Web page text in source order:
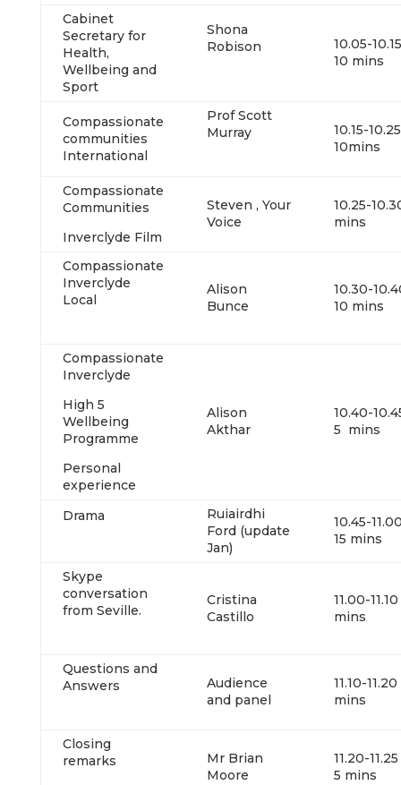
Cabinet
Secretary for
Health,
Wellbeing and
Sport
Shona
Robison
10 mins
Compassionate
communities
International
Prof Scott
Murray
10mins
Compassionate
Communities
Inverclyde Film
Steven , Your
Voice
mins
Compassionate
Inverclyde
Local
Alison
Bunce
10 mins
Compassionate
Inverclyde
High 5
Wellbeing
Programme
Personal
experience
Alison
Akthar
5 mins
Drama
Ruiairdhi
Ford (update
Jan)
15 mins
Skype
conversation
from Seville.
Cristina
Castillo
mins
Questions and
Answers
Audience
and panel
mins
Closing
remarks
Mr Brian
Moore
5 mins